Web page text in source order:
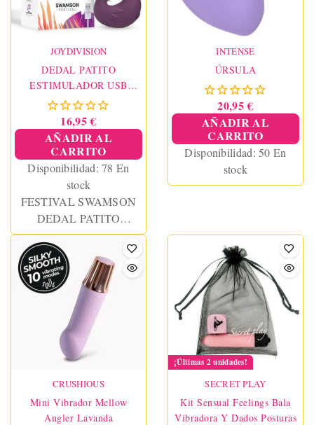
JOYDIVISION
DEDAL PATITO
ESTIMULADOR USB
SILICONA VIOLET
16,95 €
AÑADIR AL
CARRITO
Disponibilidad:78 En
stock
FESTIVAL SWAMSON
DEDAL PATITO
ESTIMULADOR USB
SILICONA VIOLET
INTENSE
ÚRSULA
20,95 €
AÑADIR AL
CARRITO
Disponibilidad:50 En
stock
CRUSHIOUS
Mini Vibrador Mellow
Angler Lavanda
¡Últimas 2 unidades!
SECRET PLAY
Kit Sensual Feelings Bala
Vibradora Y Dados Posturas